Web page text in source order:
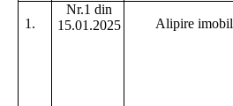
1.
Nr.1 din
15.01.2025
Alipire imobil